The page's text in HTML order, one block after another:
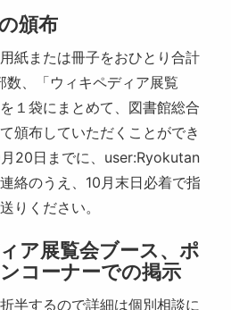
頒布
紙または冊子をおひとり合計
数、「ウィキペディア展覧
１袋にまとめて、図書館総合
頒布していただくことができ
20日までに、user:Ryokutan
絡のうえ、10月末日必着で指
りください。
ア展覧会ブース、ポ
コーナーでの掲示
半するので詳細は個別相談に